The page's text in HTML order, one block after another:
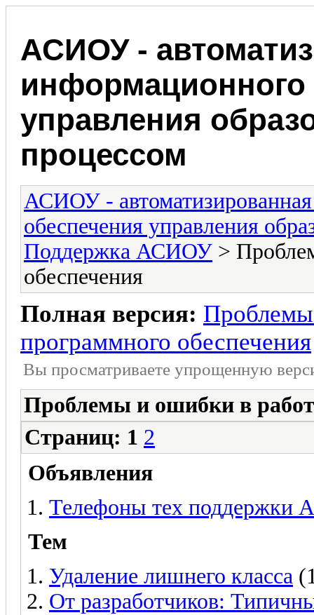
АСИОУ -
информационного
управления
процессом
АСИОУ -
обеспечения управления
Поддержка АСИОУ >
обеспечения
Полная версия:
программного обеспечения
Вы просматриваете yпpощеннyю
Проблемы и ошибки в
Страниц: 1 2
Объявления
Телефоны тех поддержки
Тем
Удаление лишнего класса
От разработчиков: